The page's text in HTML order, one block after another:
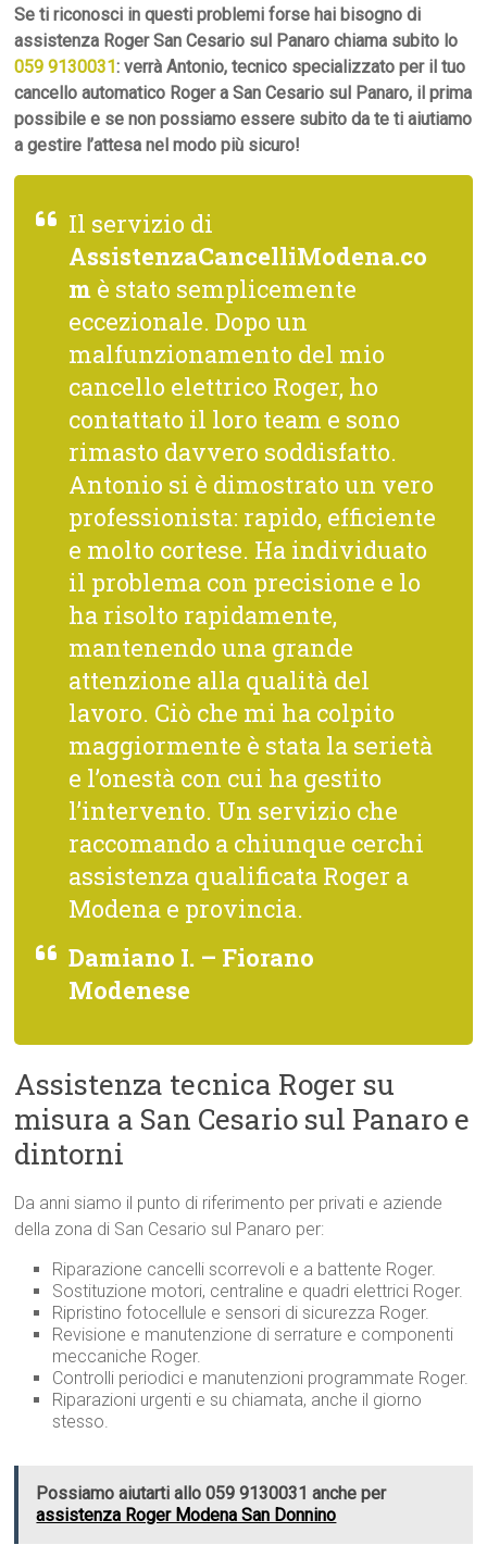
Se ti riconosci in questi problemi forse hai bisogno di
assistenza Roger San Cesario sul Panaro chiama subito lo
059 9130031: verrà Antonio, tecnico specializzato per il tuo
cancello automatico Roger a San Cesario sul Panaro, il prima
possibile e se non possiamo essere subito da te ti aiutiamo
a gestire l’attesa nel modo più sicuro!
Il servizio di
AssistenzaCancelliModena.co
m è stato semplicemente
eccezionale. Dopo un
malfunzionamento del mio
cancello elettrico Roger, ho
contattato il loro team e sono
rimasto davvero soddisfatto.
Antonio si è dimostrato un vero
professionista: rapido, efficiente
e molto cortese. Ha individuato
il problema con precisione e lo
ha risolto rapidamente,
mantenendo una grande
attenzione alla qualità del
lavoro. Ciò che mi ha colpito
maggiormente è stata la serietà
e l’onestà con cui ha gestito
l’intervento. Un servizio che
raccomando a chiunque cerchi
assistenza qualificata Roger a
Modena e provincia.
Damiano I. – Fiorano
Modenese
Assistenza tecnica Roger su
misura a San Cesario sul Panaro e
dintorni
Da anni siamo il punto di riferimento per privati e aziende
della zona di San Cesario sul Panaro per:
Riparazione cancelli scorrevoli e a battente Roger.
Sostituzione motori, centraline e quadri elettrici Roger.
Ripristino fotocellule e sensori di sicurezza Roger.
Revisione e manutenzione di serrature e componenti
meccaniche Roger.
Controlli periodici e manutenzioni programmate Roger.
Riparazioni urgenti e su chiamata, anche il giorno
stesso.
Possiamo aiutarti allo 059 9130031 anche per
assistenza Roger Modena San Donnino